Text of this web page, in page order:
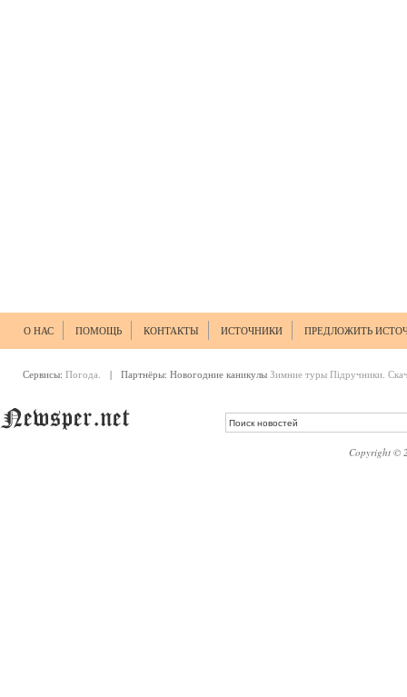
О НАС ПОМОЩЬ КОНТАКТЫ ИСТОЧНИКИ ПРЕДЛОЖИТЬ
Сервисы: Погода. | Партнёры: Новогодние каникулы Зимние туры Підручники.
Copyright ©